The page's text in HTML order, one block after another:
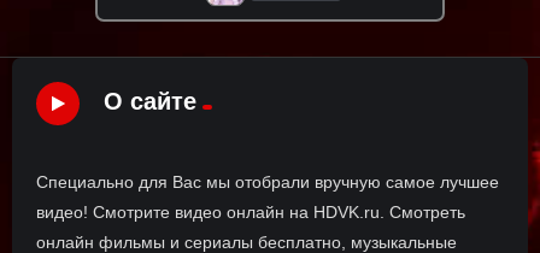
О сайте
Специально для Вас мы отобрали вручную самое лучшее
видео! Смотрите видео онлайн на HDVK.ru. Смотреть
онлайн фильмы и сериалы бесплатно, музыкальные